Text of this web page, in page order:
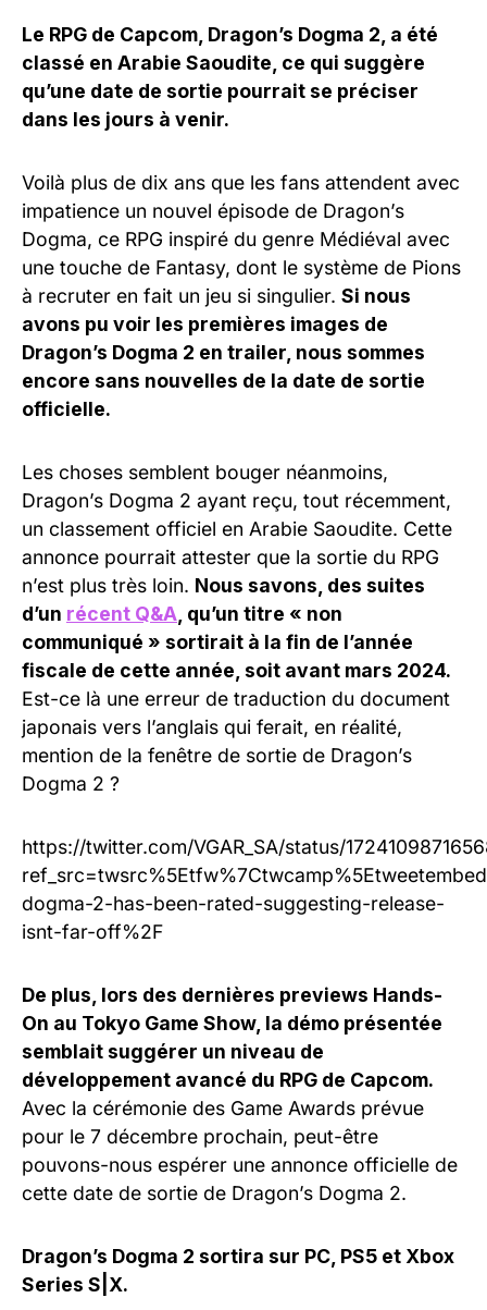
Le RPG de Capcom, Dragon’s Dogma 2, a été
classé en Arabie Saoudite, ce qui suggère
qu’une date de sortie pourrait se préciser
dans les jours à venir.
Voilà plus de dix ans que les fans attendent avec
impatience un nouvel épisode de Dragon’s
Dogma, ce RPG inspiré du genre Médiéval avec
une touche de Fantasy, dont le système de Pions
à recruter en fait un jeu si singulier. Si nous
avons pu voir les premières images de
Dragon’s Dogma 2 en trailer, nous sommes
encore sans nouvelles de la date de sortie
officielle.
Les choses semblent bouger néanmoins,
Dragon’s Dogma 2 ayant reçu, tout récemment,
un classement officiel en Arabie Saoudite. Cette
annonce pourrait attester que la sortie du RPG
n’est plus très loin. Nous savons, des suites
d’un récent Q&A , qu’un titre « non
communiqué » sortirait à la fin de l’année
fiscale de cette année, soit avant mars 2024.
Est-ce là une erreur de traduction du document
japonais vers l’anglais qui ferait, en réalité,
mention de la fenêtre de sortie de Dragon’s
Dogma 2 ?
https://twitter.com/VGAR_SA/status/
dogma-2-has-been-rated-suggesting-release-
isnt-far-off%2F
De plus, lors des dernières previews Hands-
On au Tokyo Game Show, la démo présentée
semblait suggérer un niveau de
développement avancé du RPG de Capcom.
Avec la cérémonie des Game Awards prévue
pour le 7 décembre prochain, peut-être
pouvons-nous espérer une annonce officielle de
cette date de sortie de Dragon’s Dogma 2.
Dragon’s Dogma 2 sortira sur PC, PS5 et Xbox
Series S|X.